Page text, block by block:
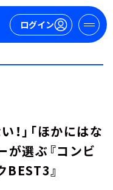
ログイン
！」「ほかにはな
が選ぶ『コンビ
』